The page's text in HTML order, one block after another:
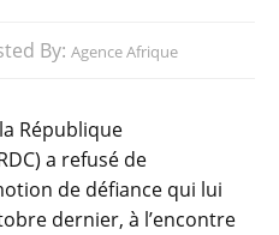
By: Agence Afrique
République
a refusé de
de défiance qui lui
dernier, à l’encontre